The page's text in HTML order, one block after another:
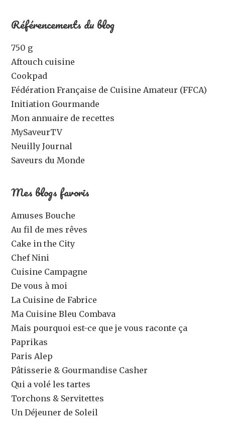
Référencements du blog
750 g
Aftouch cuisine
Cookpad
Fédération Française de Cuisine Amateur (FFCA)
Initiation Gourmande
Mon annuaire de recettes
MySaveurTV
Neuilly Journal
Saveurs du Monde
Mes blogs favoris
Amuses Bouche
Au fil de mes rêves
Cake in the City
Chef Nini
Cuisine Campagne
De vous à moi
La Cuisine de Fabrice
Ma Cuisine Bleu Combava
Mais pourquoi est-ce que je vous raconte ça
Paprikas
Paris Alep
Pâtisserie & Gourmandise Casher
Qui a volé les tartes
Torchons & Servitettes
Un Déjeuner de Soleil